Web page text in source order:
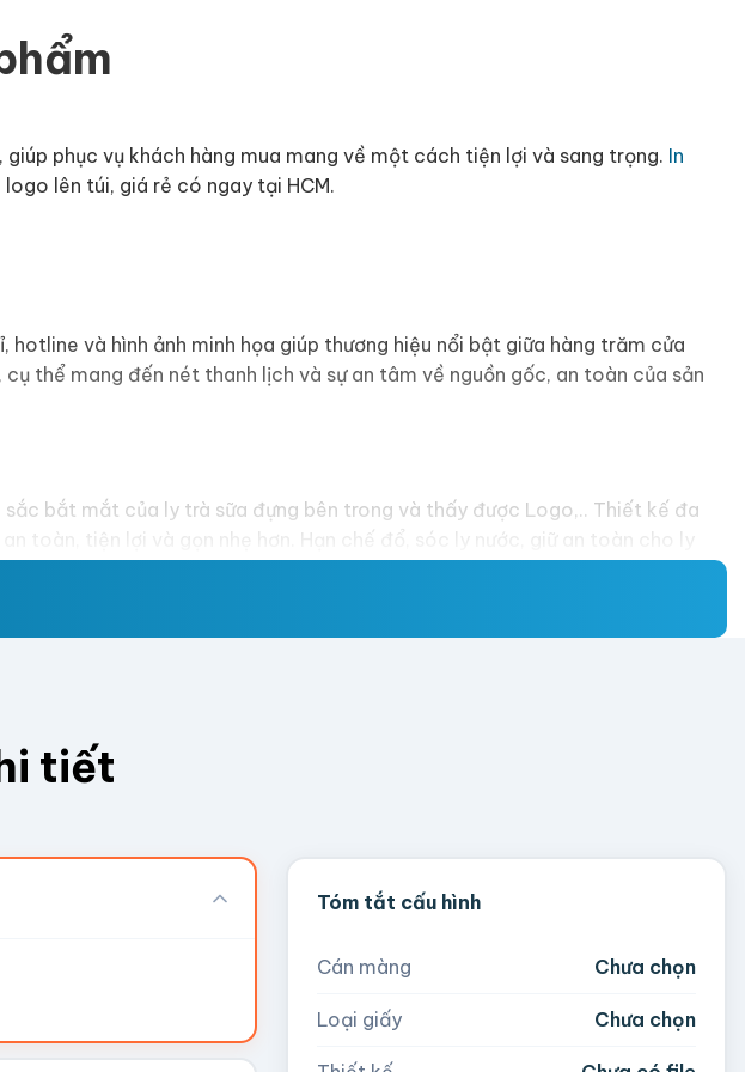
phục vụ khách hàng mua mang về một cách tiện lợi và sang trọng. In
lên túi, giá rẻ có ngay tại HCM.
và hình ảnh minh họa giúp thương hiệu nổi bật giữa hàng trăm cửa
thể mang đến nét thanh lịch và sự an tâm về nguồn gốc, an toàn của sản
bắt mắt của ly trà sữa đựng bên trong và thấy được Logo,.. Thiết kế đa
toàn, tiện lợi và gọn nhẹ hơn. Hạn chế đổ, sóc ly nước, giữ an toàn cho ly
có thể liên hệ trực tiếp với Viva để được tư vấn về các dịch vụ in ấn và gia
cấp tính tiện lợi cho việc di chuyển và mang trà sữa về nhờ quai xách bên
dùng. Túi có đặc điểm trong mờ, dẻo dai và hình dáng bắt mắt, đặc biệt
tiết
Tóm tắt cấu hình
Cán màng Chưa chọn
Loại giấy Chưa chọn